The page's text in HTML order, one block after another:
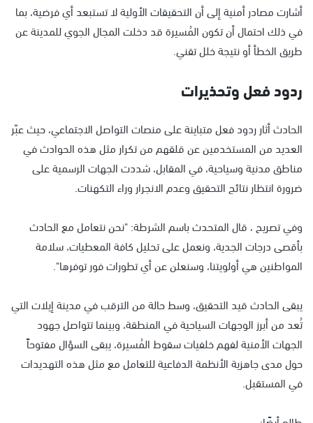
أشارت مصادر أمنية إلى أن التحقيقات الأولية لا تستبعد أي فرضية، بما
في ذلك احتمال أن تكون المُسيرة قد دخلت المجال الجوي للمدينة عن
طريق الخطأ أو نتيجة خلل تقني.
ردود فعل وتحذيرات
الحادث أثار ردود فعل متباينة على منصات التواصل الاجتماعي، حيث عبّر
العديد من المستخدمين عن قلقهم من تكرار مثل هذه الحوادث في
مناطق مدنية وسياحية، في المقابل، شددت الجهات الرسمية على
ضرورة انتظار نتائج التحقيق وعدم الانجرار وراء التكهنات.
وفي تصريح ، قال المتحدث باسم الشرطة: "نحن نتعامل مع الحادث
بأقصى درجات الجدية، ونعمل على تحليل كافة المعطيات، سلامة
المواطنين هي أولويتنا، وسنعلن عن أي تطورات فور توفرها".
يبقى الحادث قيد التحقيق، وسط حالة من الترقب في مدينة إيلات التي
تُعد من أبرز الوجهات السياحية في المنطقة، وبينما تتواصل جهود
الجهات الأمنية لفهم خلفيات سقوط المُسيرة، يبقى السؤال مفتوحاً
حول مدى جاهزية الأنظمة الدفاعية للتعامل مع مثل هذه التهديدات
في المستقبل.